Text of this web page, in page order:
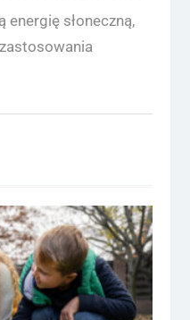
słoneczną,